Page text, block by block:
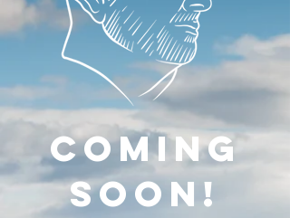
COMING
soon!